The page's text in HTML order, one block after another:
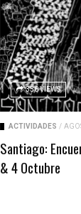
336 VIEWS
ACTIVIDADES /
Santiago:
& 4 Octubre